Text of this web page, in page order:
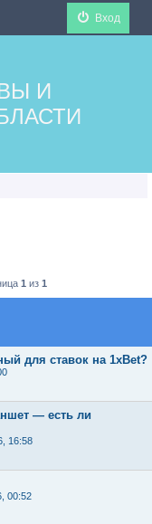
Вход
И
1 из 1
для ставок на 1xBet?
— есть ли
16:58
00:52